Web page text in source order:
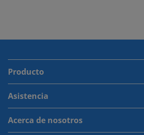
Producto
Asistencia
Acerca de nosotros